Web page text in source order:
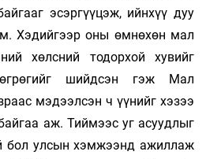
эсэргүүцэж, ийнхүү дуу
Хэдийгээр оны өмнөхөн мал
хөлсний тодорхой хувийг
шийдсэн гэж Мал
мэдээлсэн ч үүнийг хэзээ
аж. Тиймээс уг асуудлыг
бол улсын хэмжээнд ажиллаж